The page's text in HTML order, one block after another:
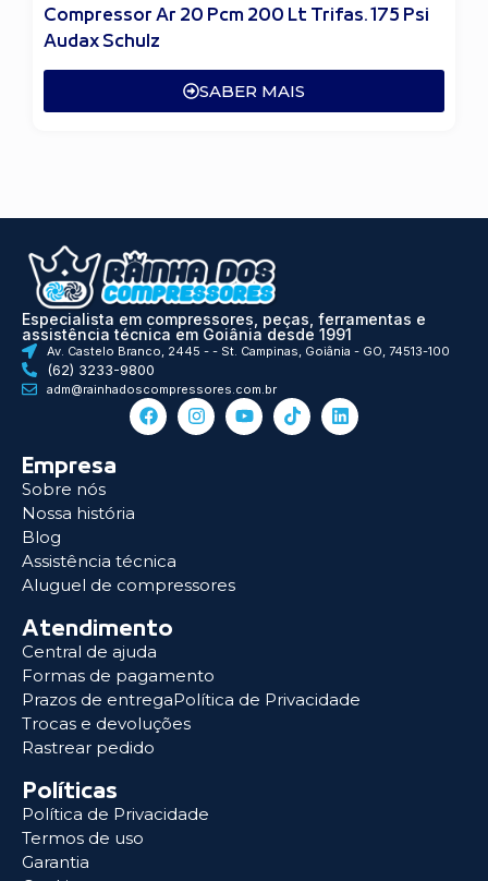
Compressor Ar 20 Pcm 200 Lt Trifas. 175 Psi
Audax Schulz
SABER MAIS
Especialista em compressores, peças, ferramentas e
assistência técnica em Goiânia desde 1991
Av. Castelo Branco, 2445 - - St. Campinas, Goiânia - GO, 74513-100
(62) 3233-9800
adm@rainhadoscompressores.com.br
Empresa
Sobre nós
Nossa história
Blog
Assistência técnica
Aluguel de compressores
Atendimento
Central de ajuda
Formas de pagamento
Prazos de entregaPolítica de Privacidade
Trocas e devoluções
Rastrear pedido
Políticas
Política de Privacidade
Termos de uso
Garantia